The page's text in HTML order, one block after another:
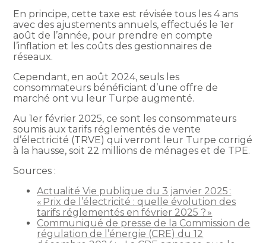
En principe, cette taxe est révisée tous les 4 ans
avec des ajustements annuels, effectués le 1er
août de l’année, pour prendre en compte
l’inflation et les coûts des gestionnaires de
réseaux.
Cependant, en août 2024, seuls les
consommateurs bénéficiant d’une offre de
marché ont vu leur Turpe augmenté.
Au 1er février 2025, ce sont les consommateurs
soumis aux tarifs réglementés de vente
d’électricité (TRVE) qui verront leur Turpe corrigé
à la hausse, soit 22 millions de ménages et de TPE.
Sources :
Actualité Vie publique du 3 janvier 2025 :
« Prix de l’électricité : quelle évolution des
tarifs réglementés en février 2025 ? »
Communiqué de presse de la Commission de
régulation de l’énergie (CRE) du 12